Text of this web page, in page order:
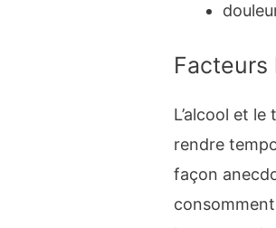
Facteurs
L’alcool et
rendre
façon